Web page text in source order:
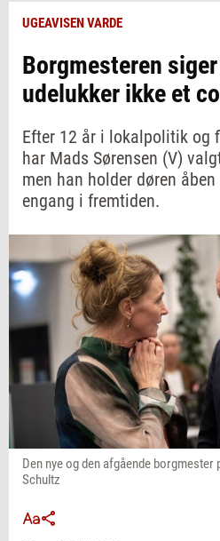
UGEAVISEN VARDE
Borgmesteren
udelukker ikke et
Efter 12 år i lokalpolitik og
har Mads Sørensen (V)
men han holder døren
engang i fremtiden.
Den nye og den afgående
Schultz